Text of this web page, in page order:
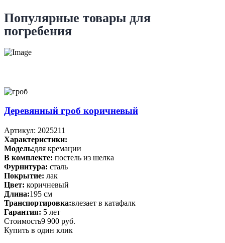
Популярные товары для
погребения
Деревянный гроб коричневый
Артикул: 2025211
Характеристики:
Модель:для кремации
В комплекте: постель из шелка
Фурнитура: сталь
Покрытие: лак
Цвет: коричневый
Длина:195 см
Транспортировка:влезает в катафалк
Гарантия: 5 лет
Стоимость9 900 руб.
Купить в один клик